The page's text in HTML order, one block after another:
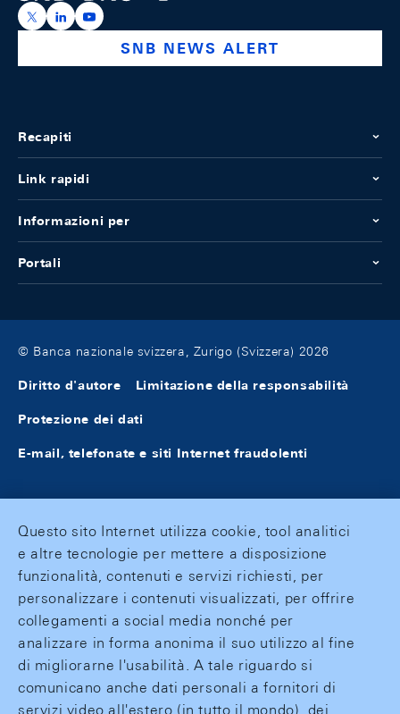
https://x.com/snb_bns
https://ch.linkedin.com/company/swiss-national-
https://www.youtube.com/@swissnationalbank
SNB NEWS ALERT
Recapiti
Link rapidi
Informazioni per
Portali
© Banca nazionale svizzera, Zurigo (Svizzera) 2026
Diritto d'autore Limitazione della responsabilità
Protezione dei dati
E-mail, telefonate e siti Internet fraudolenti
Questo sito Internet utilizza cookie, tool analitici
e altre tecnologie per mettere a disposizione
funzionalità, contenuti e servizi richiesti, per
personalizzare i contenuti visualizzati, per offrire
collegamenti a social media nonché per
analizzare in forma anonima il suo utilizzo al fine
di migliorarne l'usabilità. A tale riguardo si
comunicano anche dati personali a fornitori di
servizi video all'estero (in tutto il mondo), dei